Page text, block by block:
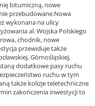
bitumiczną, nowe
przebudowane.Nowa
wykonana na ulicy
al. Wojska Polskiego
chodnik, nowe
przewiduje także
Górnośląskiej,
dodatkowe pasy ruchu
ruchu w tym
także kolizje teletechniczne
zakończenia inwestycji to